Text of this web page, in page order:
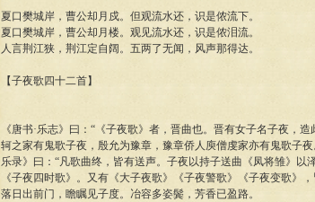
夏口樊城岸，曹公却月戍。但观流水还，识是侬流下。
夏口樊城岸，曹公却月楼。观见流水还，识是侬泪流。
人言荆江狭，荆江定自阔。五两了无闻，风声那得达。
【子夜歌四十二首】
《唐书·乐志》曰：“《子夜歌》者，晋曲也。晋有女子名子夜，
轲之家有鬼歌子夜，殷允为豫章，豫章侨人庾僧虔家亦有鬼歌子
乐录》曰：“凡歌曲终，皆有送声。子夜以持子送曲《凤将雏》以
《子夜四时歌》。又有《大子夜歌》《子夜警歌》《子夜变歌》
落日出前门，瞻瞩见子度。冶容多姿鬓，芳香已盈路。